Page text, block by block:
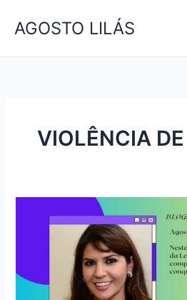
AGOSTO LILÁS
VIOLÊNCIA
REPRODUTIVO
CONTRA